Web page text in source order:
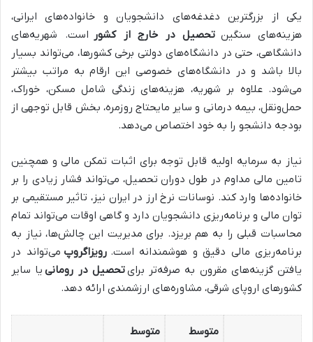
یکی از بزرگترین دغدغه‌های دانشجویان و خانواده‌های ایرانی،
هزینه‌های سنگین تحصیل در خارج از کشور است. شهریه‌های
دانشگاهی، حتی در دانشگاه‌های دولتی برخی کشورها، می‌تواند بسیار
بالا باشد و در دانشگاه‌های خصوصی این ارقام به مراتب بیشتر
می‌شود. علاوه بر شهریه، هزینه‌های زندگی شامل مسکن، خوراک،
حمل‌ونقل، بیمه درمانی و سایر مایحتاج روزمره، بخش قابل توجهی از
بودجه دانشجو را به خود اختصاص می‌دهد.
نیاز به سرمایه اولیه قابل توجه برای اثبات تمکن مالی و همچنین
تامین مالی مداوم در طول دوران تحصیل، می‌تواند فشار زیادی را بر
خانواده‌ها وارد کند. نوسانات نرخ ارز در ایران نیز، تاثیر مستقیمی بر
توان مالی و برنامه‌ریزی دانشجویان دارد و گاهی اوقات می‌تواند تمام
محاسبات قبلی را به هم بریزد. برای مدیریت این چالش‌ها، نیاز به
برنامه‌ریزی مالی دقیق و هوشمندانه است. رویزاگروپ می‌تواند در
یافتن گزینه‌های مقرون به صرفه‌تر برایتحصیل در رومانی یا سایر
کشورهای اروپای شرقی، مشاوره‌های ارزشمندی ارائه دهد.
متوسط
متوسط